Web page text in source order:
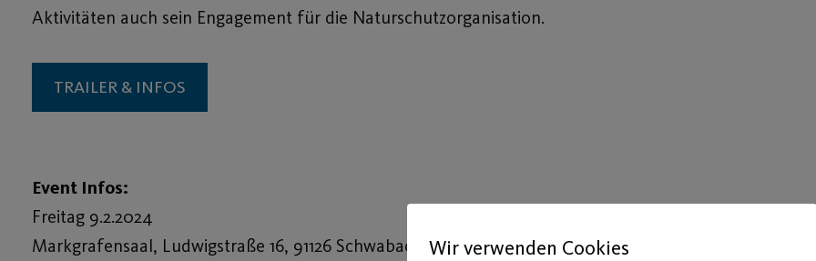
Aktivitäten auch sein Engagement für die Naturschutzorganisation.
TRAILER & INFOS
Event Infos:
Freitag 9.2.2024
Markgrafensaal, Ludwigstraße 16, 91126 Schwabach
Wir verwenden Cookies